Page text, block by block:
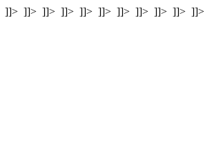
]]> ]]> ]]> ]]> ]]> ]]> ]]> ]]> ]]> ]]> ]]>